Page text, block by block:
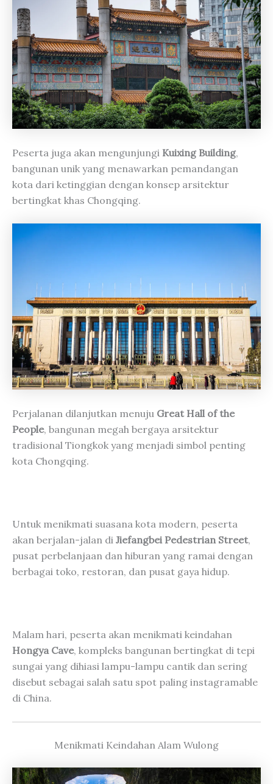
Peserta juga akan mengunjungi Kuixing Building,
bangunan unik yang menawarkan pemandangan
kota dari ketinggian dengan konsep arsitektur
bertingkat khas Chongqing.
Perjalanan dilanjutkan menuju Great Hall of the
People, bangunan megah bergaya arsitektur
tradisional Tiongkok yang menjadi simbol penting
kota Chongqing.
Untuk menikmati suasana kota modern, peserta
akan berjalan-jalan di Jiefangbei Pedestrian Street,
pusat perbelanjaan dan hiburan yang ramai dengan
berbagai toko, restoran, dan pusat gaya hidup.
Malam hari, peserta akan menikmati keindahan
Hongya Cave, kompleks bangunan bertingkat di tepi
sungai yang dihiasi lampu-lampu cantik dan sering
disebut sebagai salah satu spot paling instagramable
di China.
Menikmati Keindahan Alam Wulong